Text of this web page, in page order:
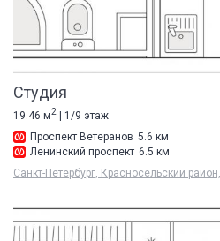
Студия
19.46 м2 | 1/9 этаж
Проспект Ветеранов 5.6 км
Ленинский проспект 6.5 км
Санкт-Петербург, Красносельский